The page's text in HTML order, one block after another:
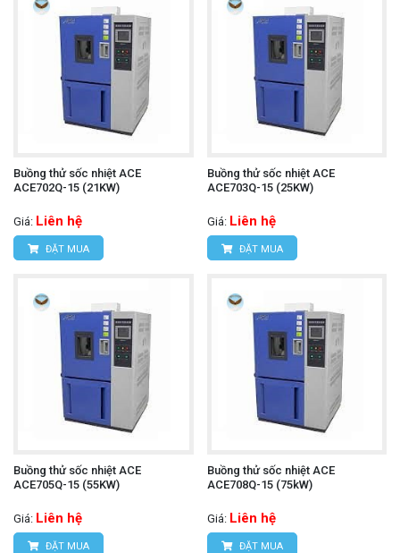
Buồng thử sốc nhiệt ACE
ACE702Q-15 (21KW)
Giá: Liên hệ
ĐẶT MUA
Buồng thử sốc nhiệt ACE
ACE703Q-15 (25KW)
Giá: Liên hệ
ĐẶT MUA
Buồng thử sốc nhiệt ACE
ACE705Q-15 (55KW)
Giá: Liên hệ
ĐẶT MUA
Buồng thử sốc nhiệt ACE
ACE708Q-15 (75kW)
Giá: Liên hệ
ĐẶT MUA